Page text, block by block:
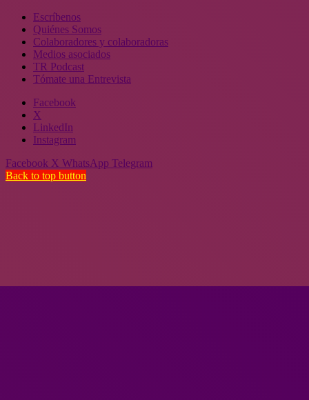
Escríbenos
Quiénes Somos
Colaboradores y colaboradoras
Medios asociados
TR Podcast
Tómate una Entrevista
Facebook
X
LinkedIn
Instagram
Facebook X WhatsApp Telegram
Back to top button